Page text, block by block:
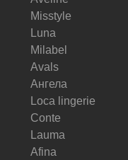
Misstyle
Luna
Milabel
Avals
Ангела
Loca lingerie
Conte
Lauma
Afina